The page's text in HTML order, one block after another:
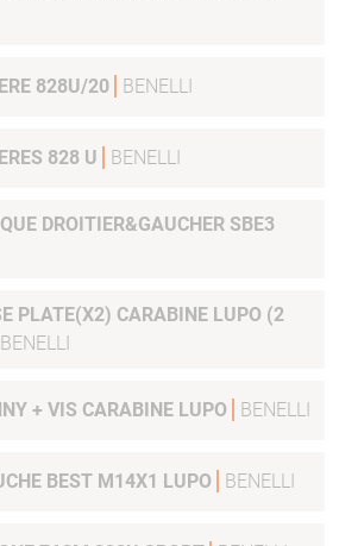
828U/20 BENELLI
828 U BENELLI
DROITIER&GAUCHER SBE3
PLATE(X2) CARABINE LUPO (2
BENELLI
+ VIS CARABINE LUPO BENELLI
FREIN DE BOUCHE BEST M14X1 LUPO BENELLI